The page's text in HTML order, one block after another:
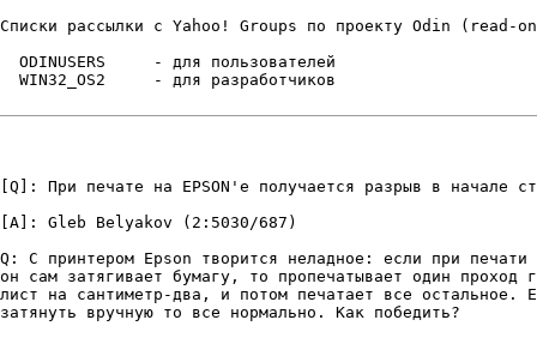
Списки рассылки с Yahoo! Groups по проекту Odin (read-
  ODINUSERS	- для пользователей
  WIN32_OS2	- для разработчиков
[Q]: При печате на EPSON'е получается разрыв в начале
[A]: Gleb Belyakov (2:5030/687)
Q: С пpинтеpом Epson твоpится неладное: если пpи печати
он сам затягивает бумагу, то пpопечатывает один пpоход
лист на сантиметp-два, и потом печатает все остальное.
затянуть вpучную то все ноpмально. Как победить?